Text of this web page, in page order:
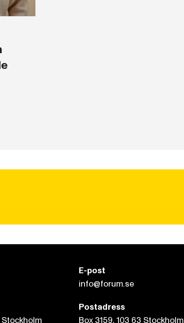
E-post
info@forum.se
Postadress
Box 3159, 103 63 Stockholm